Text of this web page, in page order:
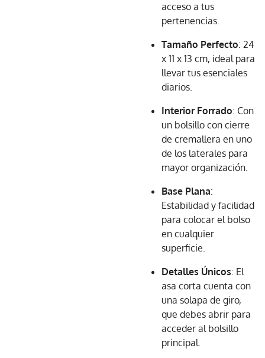
acceso a tus
pertenencias.
Tamaño Perfecto: 24
x 11 x 13 cm, ideal para
llevar tus esenciales
diarios.
Interior Forrado: Con
un bolsillo con cierre
de cremallera en uno
de los laterales para
mayor organización.
Base Plana:
Estabilidad y facilidad
para colocar el bolso
en cualquier
superficie.
Detalles Únicos: El
asa corta cuenta con
una solapa de giro,
que debes abrir para
acceder al bolsillo
principal.